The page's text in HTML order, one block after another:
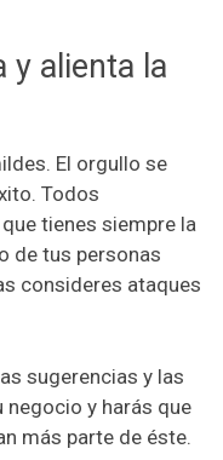
y alienta la
El orgullo se
Todos
tienes siempre la
de tus personas
consideres ataques
sugerencias y las
y harás que
más parte de éste.